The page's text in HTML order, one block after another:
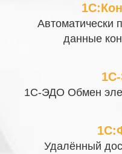
Автоматически
данные
1С-ЭДО Обмен
Удалённый